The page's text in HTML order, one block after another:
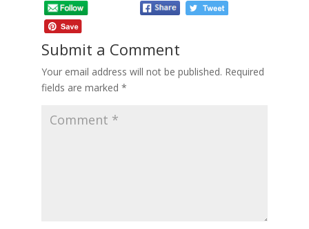
Submit a Comment
Your email address will not be published. Required
fields are marked *